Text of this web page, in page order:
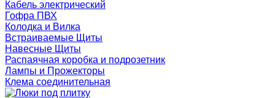
Кабель электрический
Гофра ПВХ
Колодка и Вилка
Встраиваемые Щиты
Навесные Щиты
Распаячная коробка и подрозетник
Лампы и Прожекторы
Клема соединительная